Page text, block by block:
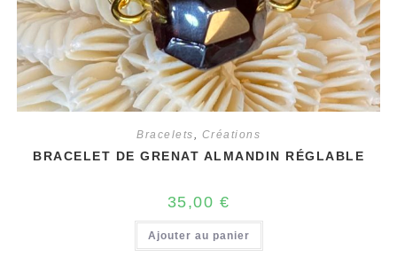
Bracelets, Créations
BRACELET DE GRENAT ALMANDIN RÉGLABLE
35,00 €
Ajouter au panier